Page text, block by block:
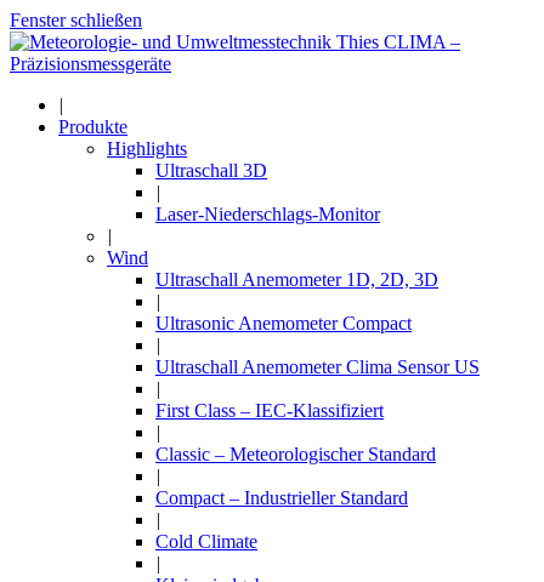
Fenster schließen
|
Produkte
Highlights
Ultraschall 3D
|
Laser-Niederschlags-Monitor
|
Wind
Ultraschall Anemometer 1D, 2D, 3D
|
Ultrasonic Anemometer Compact
|
Ultraschall Anemometer Clima Sensor US
|
First Class – IEC-Klassifiziert
|
Classic – Meteorologischer Standard
|
Compact – Industrieller Standard
|
Cold Climate
|